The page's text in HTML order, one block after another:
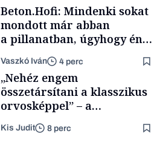
Beton.Hofi: Mindenki sokat
mondott már abban
a pillanatban, úgyhogy én
a legsarkosabb
gondolataimat akartam
kimondani
Vaszkó Iván 4 perc
„Nehéz engem
összetársítani a klasszikus
orvosképpel” – a
sürgősségiről a TikTok-ra,
százezrek követik a magyar
Kis Judit 8 perc